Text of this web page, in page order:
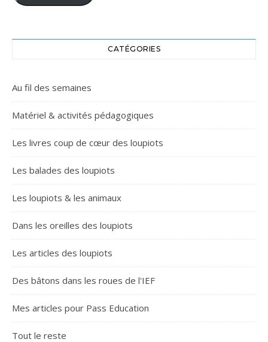
CATÉGORIES
Au fil des semaines
Matériel & activités pédagogiques
Les livres coup de cœur des loupiots
Les balades des loupiots
Les loupiots & les animaux
Dans les oreilles des loupiots
Les articles des loupiots
Des bâtons dans les roues de l'IEF
Mes articles pour Pass Education
Tout le reste